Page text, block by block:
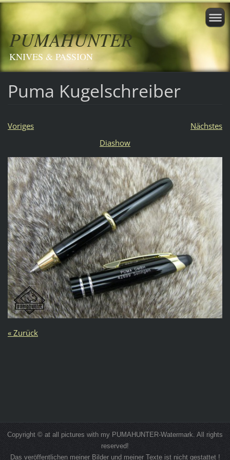
PUMAHUNTER
KNIVES & PASSION
Puma Kugelschreiber
Voriges
Nächstes
Diashow
« Zurück
Copyright © at all pictures with my PUMAHUNTER-Watermark. All rights
reserved!
Das veröffentlichen meiner Bilder und meiner Texte ist nicht gestattet !